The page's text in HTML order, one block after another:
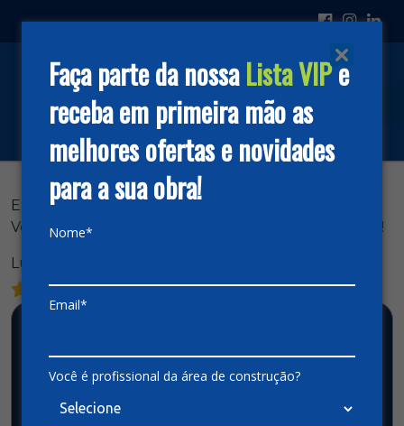
Faça parte da nossaLista VIPe
receba em primeira mão as
melhores ofertas e novidades
para a sua obra!
Nome*
Email*
Você é profissional da área de construção?
Excelente loja com produtos de primeira!
Vendedores e todos os funcionários são top demais!!!
Luciano Freitas
Arquivos